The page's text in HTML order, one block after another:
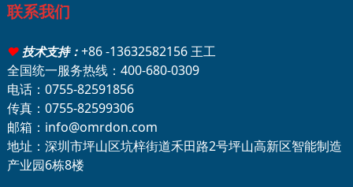
联系我们
♥技术支持： +86 -13632582156 王工
全国统一服务热线：400-680-0309
电话：0755-82591856
传真：0755-82599306
邮箱：info@omrdon.com
地址：深圳市坪山区坑梓街道禾田路2号坪山高新区智能制造
产业园6栋8楼